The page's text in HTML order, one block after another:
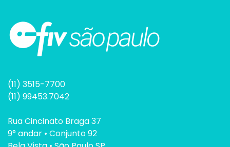
(11) 3515-7700
(11) 99453.7042
Rua Cincinato Braga 37
9° andar • Conjunto 92